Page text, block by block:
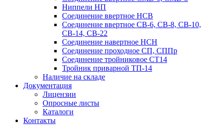
Ниппели НП
Соединение ввертное НСВ
Соединение ввертное СВ-6, СВ-8, СВ-10,
СВ-14, СВ-22
Соединение навертное НСН
Соединение проходное СП, СППр
Соединение тройниковое СТ14
Тройник приварной ТП-14
Наличие на складе
Документация
Лицензии
Опросные листы
Каталоги
Контакты